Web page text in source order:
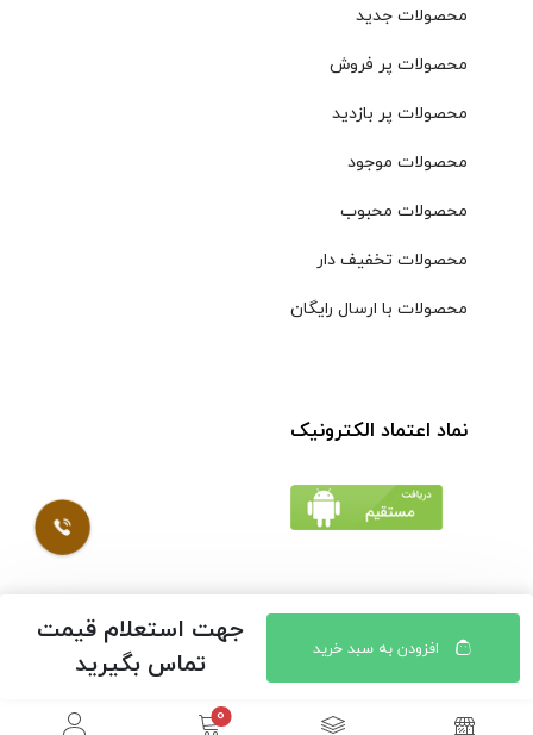
افزودن به سبد خرید
جهت استعلام قیمت
تماس بگیرید
محصولات جدید
محصولات پر فروش
محصولات پر بازدید
محصولات موجود
محصولات محبوب
محصولات تخفیف دار
محصولات با ارسال رایگان
نماد اعتماد الکترونیک
© کلیه حقوق مادی و معنوی محتویات سایت فروشگاه اینترنتی
موسوی محفوظ است |
طراحی شده توسط ایلیاسیستم